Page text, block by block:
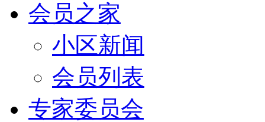
会员之家
小区新闻
会员列表
专家委员会